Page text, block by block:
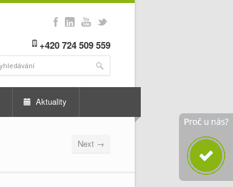
+420 724 509 559
Aktuality
Next →